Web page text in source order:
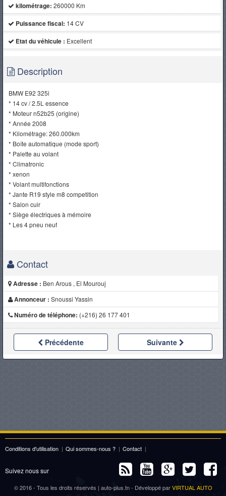
kilométrage: 260000 Km
Puissance fiscal: 14 CV
Etat du véhicule : Excellent
Description
BMW E92 325i
* 14 cv / 2.5L essence
* Moteur n52b25 (origine)
* Année 2008
* Kilométrage: 260.000km
* Boîte automatique (mode sport)
* Palette au volant
* Climatronic
* xenon
* Volant multifonctions
* Jante R19 style m8 competition
* Salon cuir
* Siège électriques à mémoire
* Les 4 pneu neuf
Contact
Adresse : Ben Arous , El Mourouj
Annonceur : Snoussi Yassin
Numéro de téléphone: (+216) 26 177 401
Précédente Suivante
Conditions d'utilisation | Qui sommes-nous ? | Contact |
Suivez nous sur
© 2016 - Tous les droits réservés | auto-plus.tn - Développé parVIRTUAL AUTO